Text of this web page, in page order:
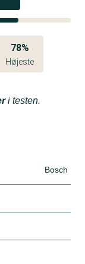
78%
Højeste
i testen.
Bosch